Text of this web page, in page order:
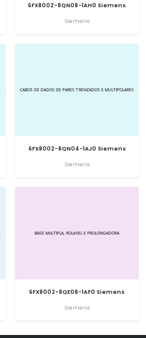
6FX8002-8QN08-1AH0 Siemens
Siemens
6FX8002-8QN04-1AJ0 Siemens
Siemens
6FX8002-8QE08-1AF0 Siemens
Siemens